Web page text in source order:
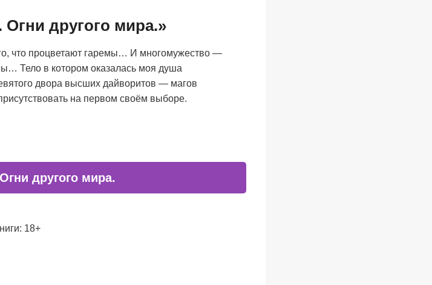
другого мира.»
что процветают гаремы… И многомужество —
Тело в котором оказалась моя душа
двора высших дайворитов — магов
на первом своём выборе.
другого мира.
18+